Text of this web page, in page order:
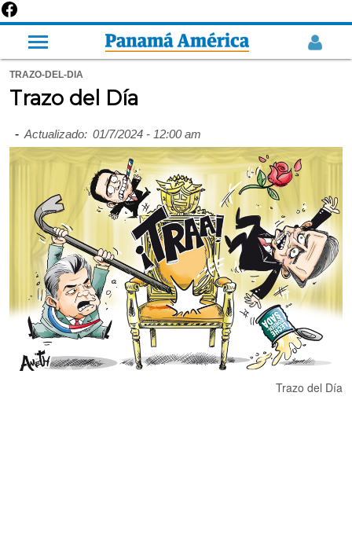
TRAZO-DEL-DIA
Trazo del Día
- Actualizado: 01/7/2024 - 12:00 am
Trazo del Día